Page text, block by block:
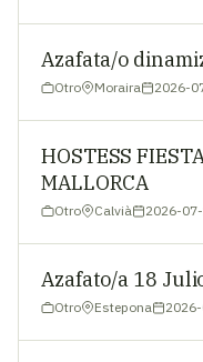
Azafata/o
Otro Moraira 2026-
HOSTESS
MALLORCA
Otro Calvià 2026-
Azafato/a 18
Otro Estepona